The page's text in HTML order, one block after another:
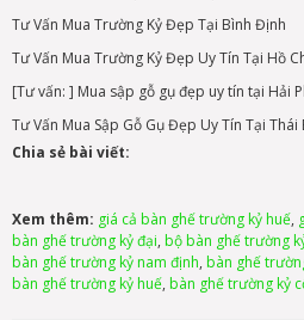
Tư Vấn Mua Trường Kỷ Đẹp Tại Bình Định
Tư Vấn Mua Trường Kỷ Đẹp Uy Tín Tại Hồ
[Tư vấn: ] Mua sập gỗ gụ đẹp uy tín tại Hải
Tư Vấn Mua Sập Gỗ Gụ Đẹp Uy Tín Tại Thái
Chia sẻ bài viết:
Xem thêm: giá cả bàn ghế trường kỷ huế,
bàn ghế trường kỷ đại, bộ bàn ghế trường
bàn ghế trường kỷ nam định, bàn ghế
bàn ghế trường kỷ huế, bàn ghế trường kỷ